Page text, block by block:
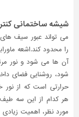
شیشه ساختمانی
می تواند عبور سیف
را محدود کند.اشعه
آن ها می شود و نور
شود، روشنایی فضای
حرارتی است که از
هر کدام از این سه طیف
مورد نظر، اهمیت زیادی